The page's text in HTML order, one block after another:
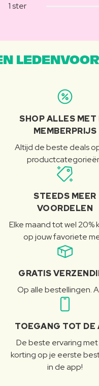
1 ster
SHOP ALLES MET
MEMBERPRIJS
Altijd de beste deals
STEEDS MEER
VOORDELEN
Elke maand tot wel 20%
op jouw favoriete
GRATIS
Op alle bestellingen.
TOEGANG TOT DE
De beste ervaring met
korting op je eerste
in de app!